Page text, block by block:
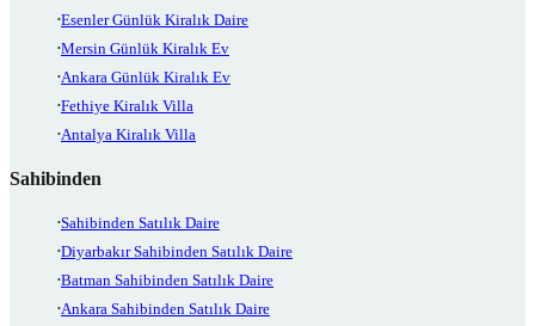
Esenler Günlük Kiralık Daire
Mersin Günlük Kiralık Ev
Ankara Günlük Kiralık Ev
Fethiye Kiralık Villa
Antalya Kiralık Villa
Sahibinden
Sahibinden Satılık Daire
Diyarbakır Sahibinden Satılık Daire
Batman Sahibinden Satılık Daire
Ankara Sahibinden Satılık Daire